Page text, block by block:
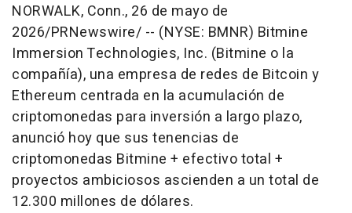
NORWALK, Conn., 26 de mayo de
2026/PRNewswire/ -- (NYSE: BMNR) Bitmine
Immersion Technologies, Inc. (Bitmine o la
compañía), una empresa de redes de Bitcoin y
Ethereum centrada en la acumulación de
criptomonedas para inversión a largo plazo,
anunció hoy que sus tenencias de
criptomonedas Bitmine + efectivo total +
proyectos ambiciosos ascienden a un total de
12.300 millones de dólares.